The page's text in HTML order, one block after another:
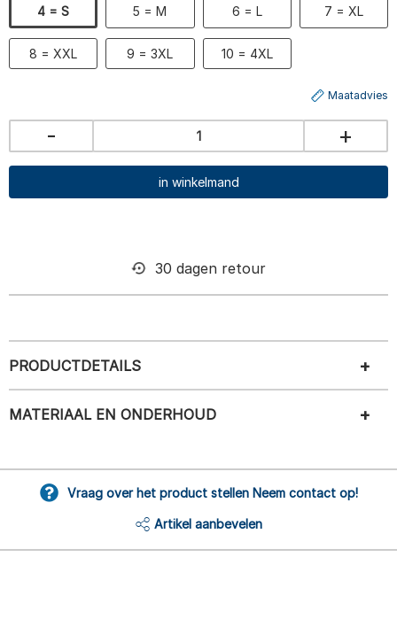
4 = S 5 = M 6 = L 7 = XL
8 = XXL 9 = 3XL 10 = 4XL
Maatadvies
- +
in winkelmand
30 dagen retour
PRODUCTDETAILS
MATERIAAL EN ONDERHOUD
Vraag over het product stellen Neem contact op!
Artikel aanbevelen